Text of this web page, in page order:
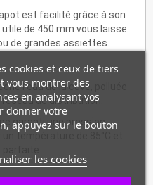
est facilité grâce à son
de 450 mm vous laisse
de grandes assiettes.
l'eau de la cuve, polluée
de distribution.
garanti une pression
température de 85°C et
cookies et ceux de tiers
vous montrer des
en analysant vos
donner votre
appuyez sur le bouton
les cookies